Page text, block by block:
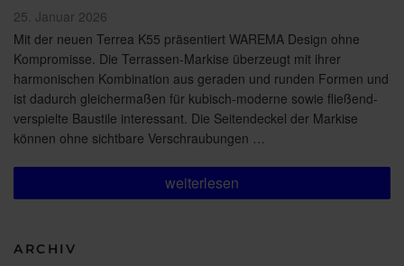
Veröffentlicht
am
25. Januar 2026
Mit der neuen Terrea K55 präsentiert WAREMA Design ohne
Kompromisse. Die Terrassen-Markise überzeugt mit ihrer
harmonischen Kombination aus geraden und runden Formen und
ist dadurch gleichermaßen für kubisch-moderne sowie fließend-
verspielte Baustile interessant. Die Seitendeckel der Markise
können ohne sichtbare Verschraubungen …
„Die
neue
weiterlesen
ARCHIV